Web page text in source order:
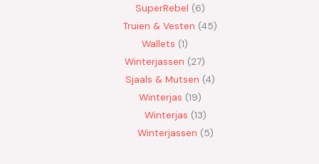
SuperRebel
6
Truien & Vesten 45
Wallets 1
Winterjassen
27
Sjaals & Mutsen 4
Winterjas 19
Winterjas 13
Winterjassen
5